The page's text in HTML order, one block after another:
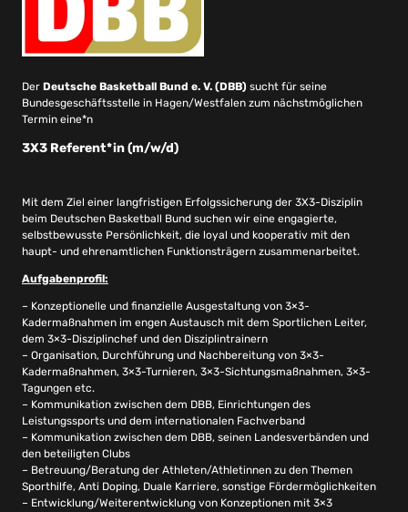
Der Deutsche Basketball Bund e. V. (DBB) sucht für seine
Bundesgeschäftsstelle in Hagen/Westfalen zum nächstmöglichen
Termin eine*n
3X3 Referent*in(m/w/d)
Mit dem Ziel einer langfristigen Erfolgssicherung der 3X3-Disziplin
beim Deutschen Basketball Bund suchen wir eine engagierte,
selbstbewusste Persönlichkeit, die loyal und kooperativ mit den
haupt- und ehrenamtlichen Funktionsträgern zusammenarbeitet.
Aufgabenprofil:
– Konzeptionelle und finanzielle Ausgestaltung von 3×3-
Kadermaßnahmen im engen Austausch mit dem Sportlichen Leiter,
dem 3×3-Disziplinchef und den Disziplintrainern
– Organisation, Durchführung und Nachbereitung von 3×3-
Kadermaßnahmen, 3×3-Turnieren, 3×3-Sichtungsmaßnahmen, 3×3-
Tagungen etc.
– Kommunikation zwischen dem DBB, Einrichtungen des
Leistungssports und dem internationalen Fachverband
– Kommunikation zwischen dem DBB, seinen Landesverbänden und
den beteiligten Clubs
– Betreuung/Beratung der Athleten/Athletinnen zu den Themen
Sporthilfe, Anti Doping, Duale Karriere, sonstige Fördermöglichkeiten
– Entwicklung/Weiterentwicklung von Konzeptionen mit 3×3